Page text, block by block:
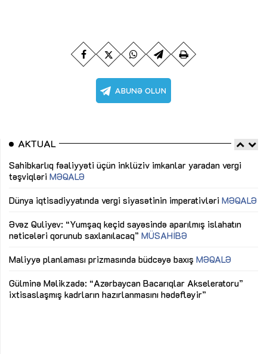
AKTUAL
Sahibkarlıq fəaliyyəti üçün inklüziv imkanlar yaradan vergi
təşviqləri MƏQALƏ
Dünya iqtisadiyyatında vergi siyasətinin imperativləri MƏQALƏ
Əvəz Quliyev: “Yumşaq keçid sayəsində aparılmış islahatın
nəticələri qorunub saxlanılacaq” MÜSAHİBƏ
Maliyyə planlaması prizmasında büdcəyə baxış MƏQALƏ
Gülminə Məlikzadə: “Azərbaycan Bacarıqlar Akseleratoru”
ixtisaslaşmış kadrların hazırlanmasını hədəfləyir”